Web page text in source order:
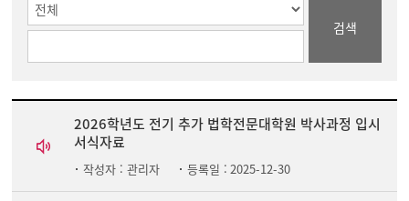
검색
2026학년도 전기 추가 법학전문대학원 박사과정 입시
서식자료
작성자 : 관리자 등록일 : 2025-12-30